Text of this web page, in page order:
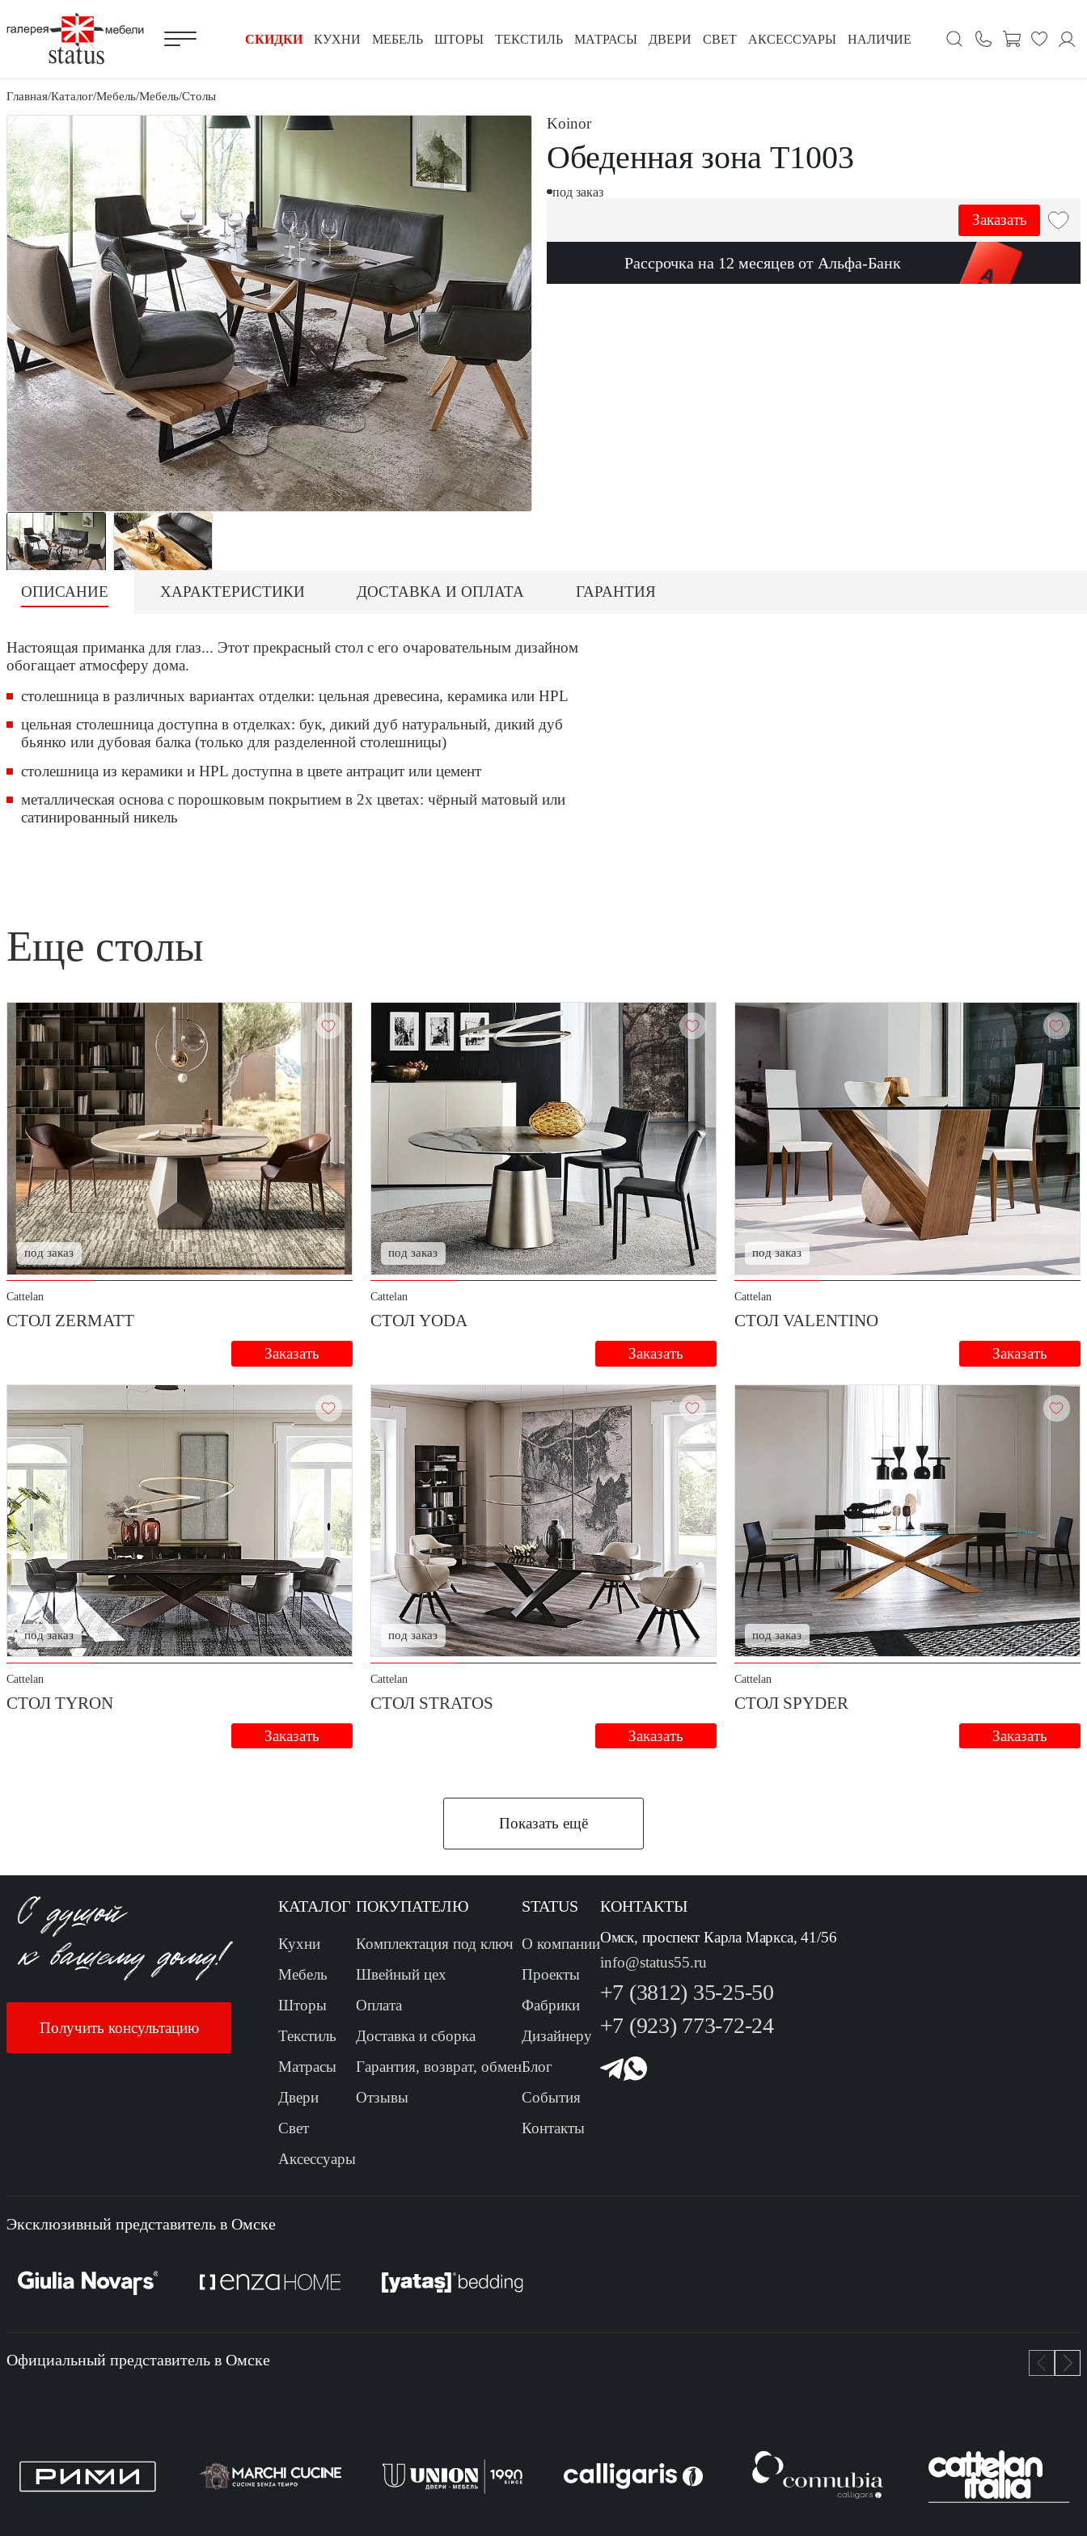
КУХНИ МЕБЕЛЬ ШТОРЫ ТЕКСТИЛЬ МАТРАСЫ ДВЕРИ СВЕТ АКСЕССУАРЫ НАЛИЧИЕ
СКИДКИ
Главная Каталог Мебель Мебель Столы
Koinor
Обеденная зона Т1003
под заказ
Заказать
Рассрочка на 12 месяцев от Альфа-Банк
ОПИСАНИЕ ХАРАКТЕРИСТИКИ ДОСТАВКА И ОПЛАТА ГАРАНТИЯ
Настоящая приманка для глаз... Этот прекрасный стол с его очаровательным дизайном
обогащает атмосферу дома.
столешница в различных вариантах отделки: цельная древесина, керамика или HPL
цельная столешница доступна в отделках: бук, дикий дуб натуральный, дикий дуб
бьянко или дубовая балка (только для разделенной столешницы)
столешница из керамики и HPL доступна в цвете антрацит или цемент
металлическая основа с порошковым покрытием в 2х цветах: чёрный матовый или
сатинированный никель
еще столы
под заказ
Cattelan
СТОЛ ZERMATT
Заказать
под заказ
Cattelan
СТОЛ YODA
Заказать
под заказ
Cattelan
СТОЛ VALENTINO
Заказать
под заказ
Cattelan
СТОЛ TYRON
Заказать
под заказ
Cattelan
СТОЛ STRATOS
Заказать
под заказ
Cattelan
СТОЛ SPYDER
Заказать
Показать ещё
Получить консультацию
КАТАЛОГ
Кухни
Мебель
Шторы
Текстиль
Матрасы
Двери
Свет
Аксессуары
ПОКУПАТЕЛЮ
Комплектация под ключ
Швейный цех
Оплата
Доставка и сборка
Гарантия, возврат, обмен
Отзывы
STATUS
О компании
Проекты
Фабрики
Дизайнеру
Блог
События
Контакты
КОНТАКТЫ
Омск, проспект Карла Маркса, 41/56
info@status55.ru
+7 (3812) 35-25-50
+7 (923) 773-72-24
Эксклюзивный представитель в Омске
Официальный представитель в Омске